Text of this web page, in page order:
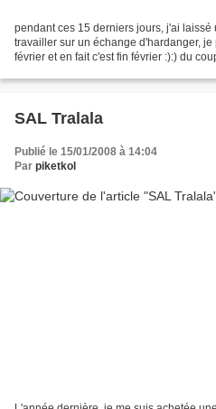
pendant ces 15 derniers jours, j'ai
travailler sur un échange d'hardanger,
février et en fait c'est fin février :):) du
SAL Tralala
Publié le 15/01/2008 à 14:04
Par piketkol